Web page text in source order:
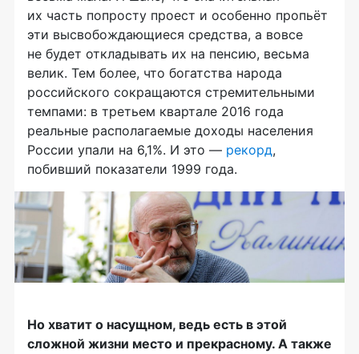
их часть попросту проест и особенно пропьёт
эти высвобождающиеся средства, а вовсе
не будет откладывать их на пенсию, весьма
велик. Тем более, что богатства народа
российского сокращаются стремительными
темпами: в третьем квартале 2016 года
реальные располагаемые доходы населения
России упали на 6,1%. И это — рекорд,
побивший показатели 1999 года.
Но хватит о насущном, ведь есть в этой
сложной жизни место и прекрасному. А также